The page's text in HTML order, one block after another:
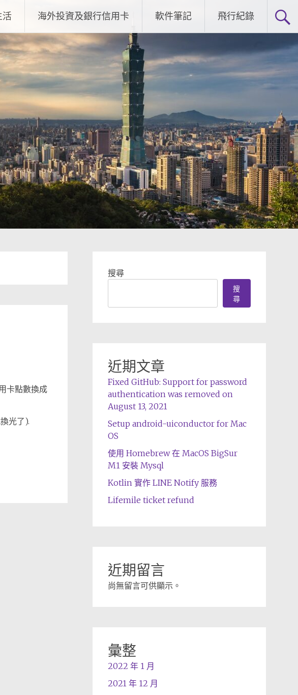
活 海外投資及銀行信用卡 軟件筆記 飛行紀錄
卡點數換成
光了).
搜尋
搜
尋
近期文章
Fixed GitHub: Support for password
authentication was removed on
August 13, 2021
Setup android-uiconductor for Mac
OS
使用 Homebrew 在 MacOS BigSur
M1 安裝 Mysql
Kotlin 實作 LINE Notify 服務
Lifemile ticket refund
近期留言
尚無留言可供顯示。
彙整
2022 年 1 月
2021 年 12 月